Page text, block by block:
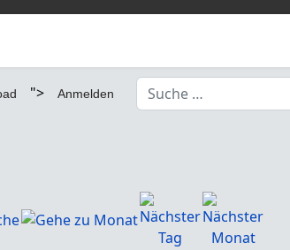
"> Anmelden Suchen